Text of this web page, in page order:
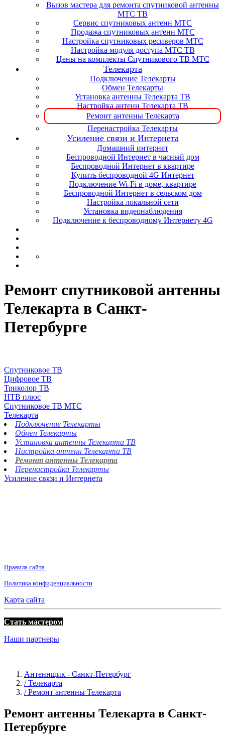
Вызов мастера для ремонта спутниковой антенны
МТС ТВ
Сервис спутниковых антенн МТС
Продажа спутниковых антенн МТС
Настройка спутниковых ресиверов МТС
Настройка модуля доступа МТС ТВ
Цены на комплекты Спутникового ТВ МТС
Телекарта
Подключение Телекарты
Обмен Телекарты
Установка антенны Телекарта ТВ
Настройка антенн Телекарта ТВ
Ремонт антенны Телекарта
Перенастройка Телекарты
Усиление связи и Интернета
Домашний интернет
Беспроводной Интернет в часный дом
Беспроводной Интернет в квартире
Купить беспроводной 4G Интернет
Подключение Wi-Fi в доме, квартире
Беспроводной Интернет в сельском дом
Настройка локальной сети
Установка видеонаблюдения
Подключение к беспроводному Интернету 4G
Ремонт спутниковой антенны
Телекарта в Санкт-
Петербурге
Спутниковое ТВ
Цифровое ТВ
Триколор ТВ
НТВ плюс
Спутниковое ТВ МТС
Телекарта
Подключение Телекарты
Обмен Телекарты
Установка антенны Телекарта ТВ
Настройка антенн Телекарта ТВ
Ремонт антенны Телекарта
Перенастройка Телекарты
Усиление связи и Интернета
Правила сайта
Политика конфиденциальности
Карта сайта
Стать мастером
Наши партнеры
Антеннщик - Санкт-Петербург
/ Телекарта
/ Ремонт антенны Телекарта
Ремонт антенны Телекарта в Санкт-
Петербурге